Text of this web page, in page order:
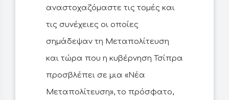
αναστοχαζόμαστε τις τομές και
τις συνέχειες οι οποίες
σημάδεψαν τη Μεταπολίτευση
και τώρα που η κυβέρνηση Τσίπρα
προσβλέπει σε μια «Νέα
Μεταπολίτευση», το πρόσφατο,